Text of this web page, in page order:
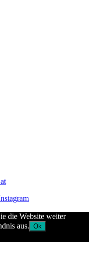
die Website weiter
aus. Ok